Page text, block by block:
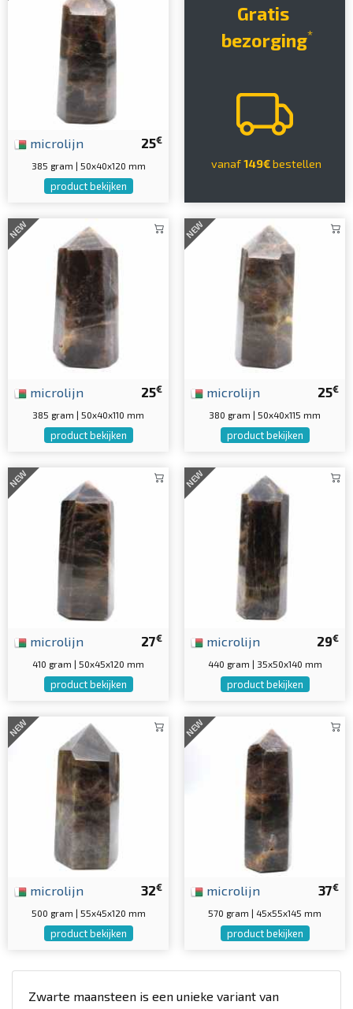
25€
microlijn
385 gram | 50x40x120 mm
product bekijken
Gratis
bezorging*
vanaf149€bestellen
NEW
25€
microlijn
385 gram | 50x40x110 mm
product bekijken
NEW
25€
microlijn
380 gram | 50x40x115 mm
product bekijken
NEW
27€
microlijn
410 gram | 50x45x120 mm
product bekijken
NEW
29€
microlijn
440 gram | 35x50x140 mm
product bekijken
NEW
32€
microlijn
500 gram | 55x45x120 mm
product bekijken
NEW
37€
microlijn
570 gram | 45x55x145 mm
product bekijken
Zwarte maansteen is een unieke variant van